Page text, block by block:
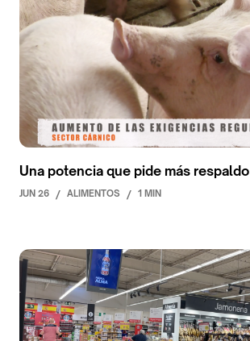
Una potencia que pide más respaldo
JUN 26 / ALIMENTOS / 1 MIN